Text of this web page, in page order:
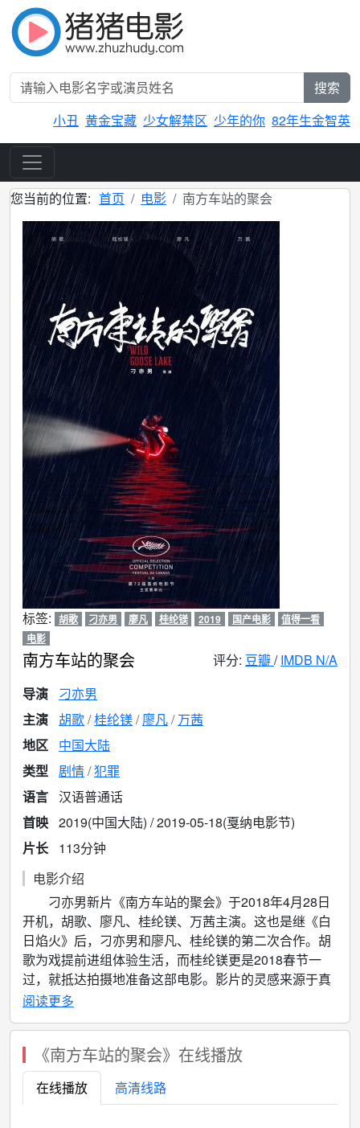
搜索
小丑 黄金宝藏 少女解禁区 少年的你 82年生金智英
您当前的位置: 首页 电影 南方车站的聚会
南方车站的聚会 评分: 豆瓣/IMDB N/A
导演
刁亦男
主演 胡歌 桂纶镁 廖凡 万茜
地区
中国大陆
类型 剧情 犯罪
语言 汉语普通话
首映 2019(中国大陆) / 2019-05-18(戛纳电影节)
片长
113分钟
电影介绍
刁亦男新片《南方车站的聚会》于2018年4月28日
开机，胡歌、廖凡、桂纶镁、万茜主演。这也是继《白
日焰火》后，刁亦男和廖凡、桂纶镁的第二次合作。胡
歌为戏提前进组体验生活，而桂纶镁更是2018春节一
过，就抵达拍摄地准备这部电影。影片的灵感来源于真
实新闻事件，将讲述一个小偷在被追捕的过程中绝望地
阅读更多
标签: 胡歌 刁亦男 廖凡 桂纶镁 2019 国产电影
值得一看
电影
《南方车站的聚会》在线播放
在线播放 高清线路